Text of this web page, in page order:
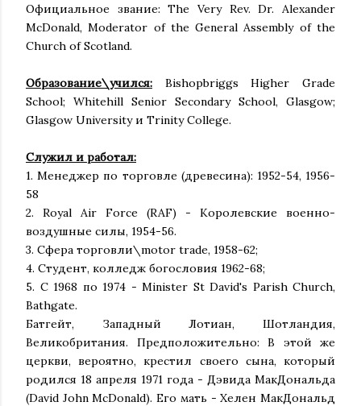
Официальное звание: The Very Rev. Dr. Alexander
McDonald, Moderator of the General Assembly of the
Church of Scotland.
Образование\учился: Bishopbriggs Higher Grade
School; Whitehill Senior Secondary School, Glasgow;
Glasgow University и Trinity College.
Служил и работал:
1. Менеджер по торговле (древесина): 1952-54, 1956-
58
2. Royal Air Force (RAF) - Королевские военно-
воздушные силы, 1954-56.
3. Сфера торговли\motor trade, 1958-62;
4. Студент, колледж богословия 1962-68;
5. С 1968 по 1974 - Minister St David's Parish Church,
Bathgate.
Батгейт, Западный Лотиан, Шотландия,
Великобритания. Предположительно: В этой же
церкви, вероятно, крестил своего сына, который
родился 18 апреля 1971 года - Дэвида МакДональда
(David John McDonald). Его мать - Хелен МакДональд